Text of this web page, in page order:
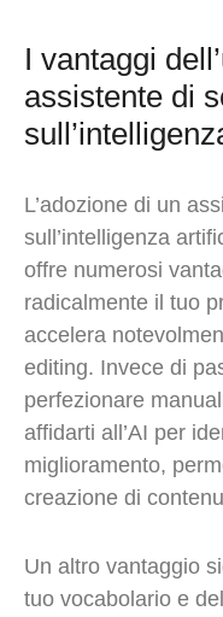
I vantaggi
assistente di
L’adozione di un
sull’intelligenza
offre numerosi
radicalmente il tuo
accelera
editing. Invece di
perfezionare
affidarti all’AI per
miglioramento,
creazione di
Un altro vantaggio
tuo vocabolario e